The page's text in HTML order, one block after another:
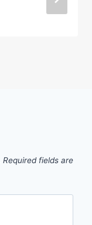
Required fields are